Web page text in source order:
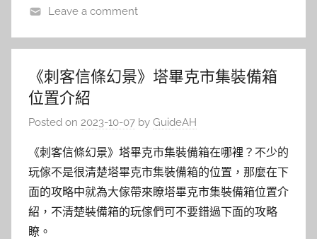
Leave a comment
《刺客信條幻景》塔畢克市集裝備箱
位置介紹
Posted on 2023-10-07 by GuideAH
《刺客信條幻景》塔畢克市集裝備箱在哪裡？不少的
玩傢不是很清楚塔畢克市集裝備箱的位置，那麼在下
面的攻略中就為大傢帶來瞭塔畢克市集裝備箱位置介
紹，不清楚裝備箱的玩傢們可不要錯過下面的攻略
瞭。